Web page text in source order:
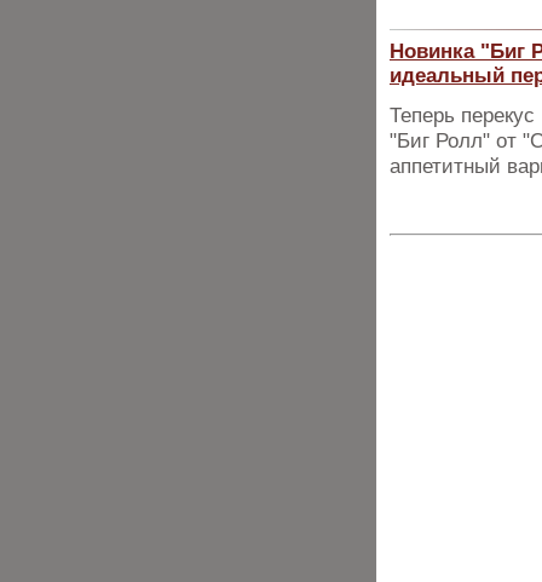
Новинка "Биг
идеальный
Теперь
"Биг Ролл" от
аппетитный